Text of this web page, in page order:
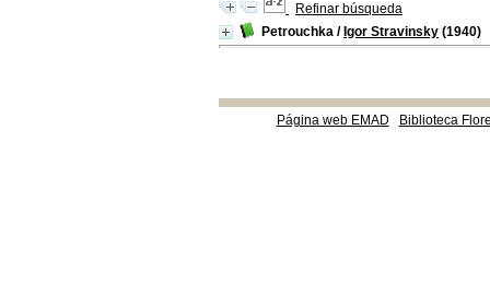
Refinar búsqueda
Petrouchka / Igor Stravinsky (1940)
Página web EMAD Biblioteca